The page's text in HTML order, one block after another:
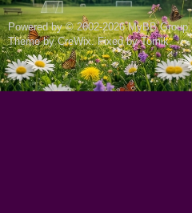
Powered by © 2002-2026MyBB Group.
Theme byCreWix. Fixed byTomik.